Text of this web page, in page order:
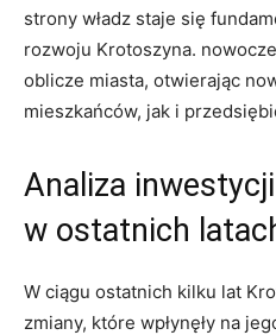
strony władz staje się
rozwoju Krotoszyna.
oblicze miasta, otwierając
mieszkańców, jak i
Analiza
w ostatnich
W ciągu ostatnich kilku lat
zmiany, które wpłynęły na